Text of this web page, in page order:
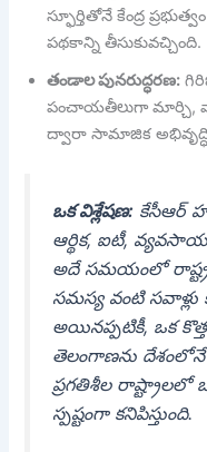
స్ఫూర్తితోనే కేంద్ర
పథకాన్ని తీసుకువచ్చింది.
తండాల పునరుద్ధరణ:
పంచాయతీలుగా మార్చి,
ద్వారా సామాజిక
ఒక విశ్లేషణ: కేసీఆర్
ఆర్థిక, ఐటీ,
అదే సమయంలో రాష్ట్ర
సమస్య వంటి
అయినప్పటికీ, ఒక
తెలంగాణను
ప్రగతిశీల
స్పష్టంగా కనిపిస్తుంది.